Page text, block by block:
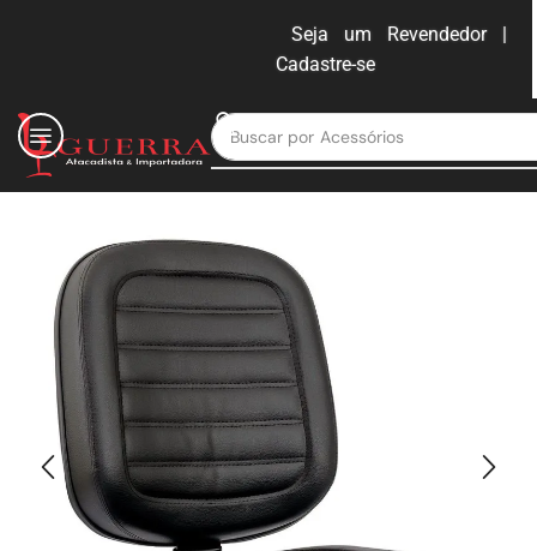
Seja um Revendedor |
Cadastre-se
Buscar por Moveis para escritório